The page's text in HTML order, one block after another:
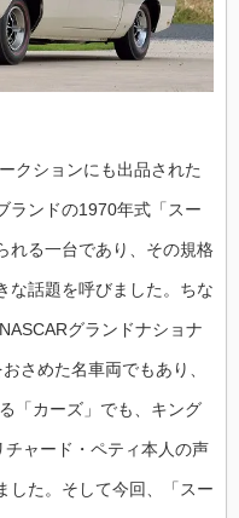
クションにも出品された
ランドの1970年式「スー
れる一台であり、その規格
な話題を呼びました。ちな
グランドナショナ
さめた名車両でもあり、
「カーズ」でも、キング
ャード・ペティ本人の声
した。そして今回、「スー